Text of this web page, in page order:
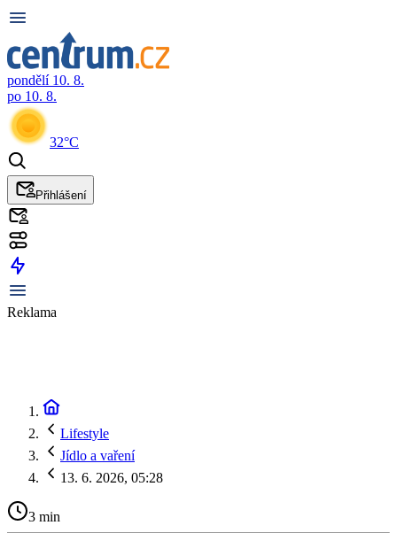
pondělí 10. 8.
po 10. 8.
32°C
Přihlášení
Reklama
Lifestyle
Jídlo a vaření
13. 6. 2026, 05:28
3 min